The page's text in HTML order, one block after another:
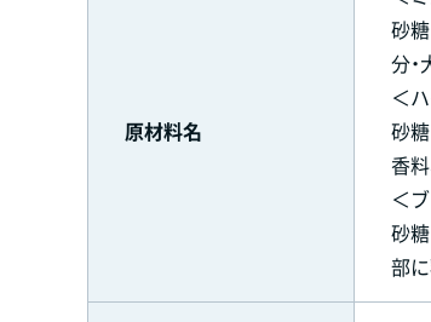
原材料名
砂
分・
＜
砂
香
＜
砂
部